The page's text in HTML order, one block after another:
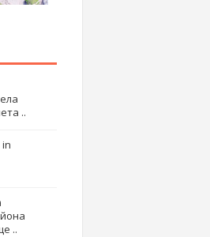
..
..